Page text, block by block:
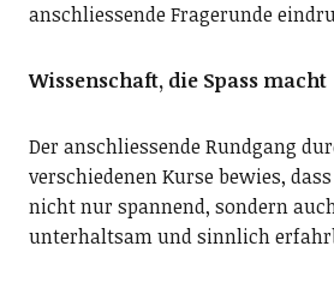
anschliessende Fragerunde
Wissenschaft, die Spass macht
Der anschliessende Rundgang
verschiedenen Kurse bewies,
nicht nur spannend, sondern
unterhaltsam und sinnlich